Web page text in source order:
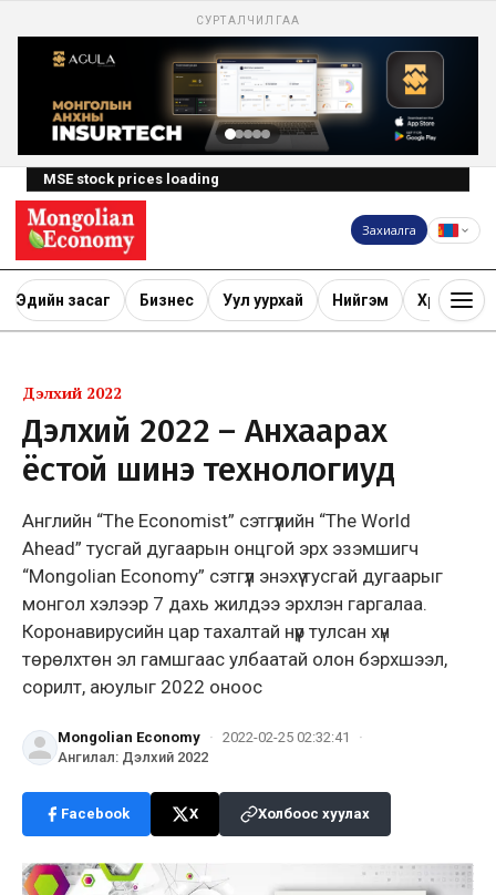
СУРТАЛЧИЛГАА
MSE stock prices loading
Захиалга
Эдийн засаг Бизнес Уул уурхай Нийгэм Хөрөнгө
Дэлхий 2022
Дэлхий 2022 – Анхаарах
ёстой шинэ технологиуд
Английн “The Economist” сэтгүүлийн “The World
Ahead” тусгай дугаарын онцгой эрх эзэмшигч
“Mongolian Economy” сэтгүүл энэхүү тусгай дугаарыг
монгол хэлээр 7 дахь жилдээ эрхлэн гаргалаа.
Коронавирусийн цар тахалтай нүүр тулсан хүн
төрөлхтөн эл гамшгаас улбаатай олон бэрхшээл,
сорилт, аюулыг 2022 оноос
Mongolian Economy · 2022-02-25 02:32:41
·
Ангилал: Дэлхий 2022
Facebook X Холбоос хуулах